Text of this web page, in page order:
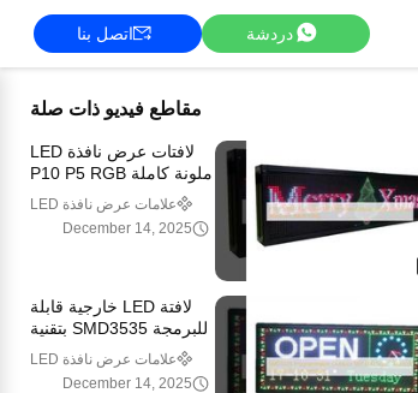
دردشة اتصل بنا
مقاطع فيديو ذات صلة
لافتات عرض نافذة LED
ملونة كاملة P10 P5 RGB
للإعلانات في نوافذ المتاجر
علامات عرض نافذة LED
December 14, 2025
لافتة LED خارجية قابلة
للبرمجة SMD3535 بتقنية
Wifi، لافتة LED 5000mcd
لنافذة السيارة
علامات عرض نافذة LED
December 14, 2025